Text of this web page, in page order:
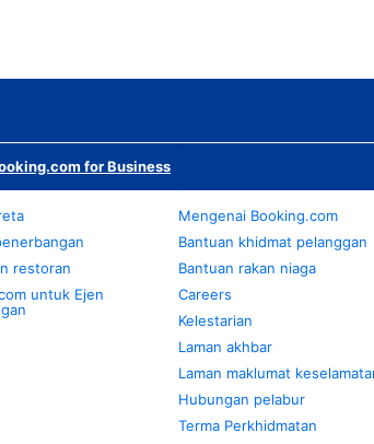
for Business
restoran
untuk Ejen
Mengenai Booking.com
Bantuan khidmat pelanggan
Bantuan rakan niaga
Careers
Kelestarian
Laman akhbar
Laman maklumat
Hubungan pelabur
Terma Perkhidmatan